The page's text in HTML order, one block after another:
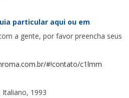
particular aqui ou em
a gente, por favor preencha seus
#!contato/c1lmm
Italiano, 1993